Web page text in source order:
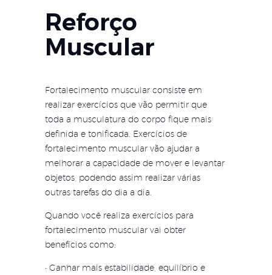
Reforço
Muscular
Fortalecimento muscular consiste em
realizar exercícios que vão permitir que
toda a musculatura do corpo fique mais
definida e tonificada. Exercícios de
fortalecimento muscular vão ajudar a
melhorar a capacidade de mover e levantar
objetos, podendo assim realizar várias
outras tarefas do dia a dia.
Quando você realiza exercícios para
fortalecimento muscular vai obter
benefícios como:
• Ganhar mais estabilidade, equilíbrio e